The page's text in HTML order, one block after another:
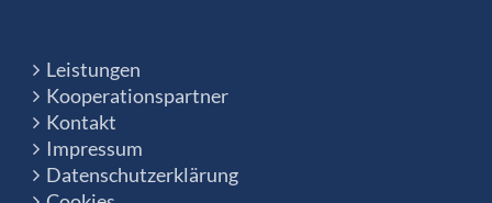
Leistungen
Kooperationspartner
Kontakt
Impressum
Datenschutzerklärung